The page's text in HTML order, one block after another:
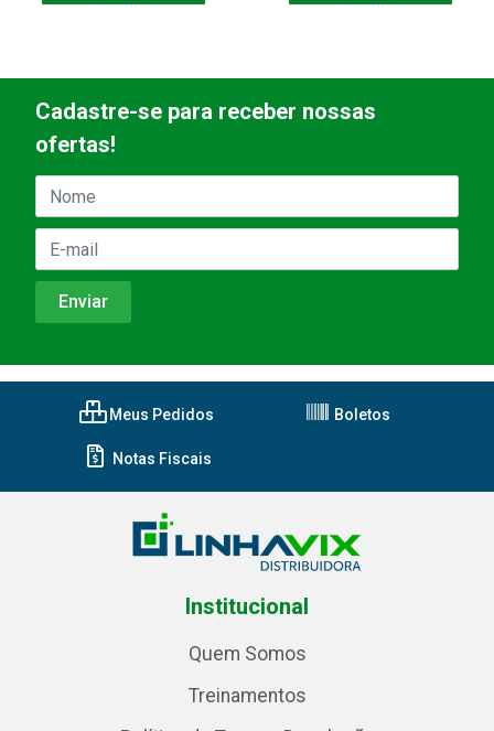
Cadastre-se para receber nossas
ofertas!
Meus Pedidos Boletos
Notas Fiscais
Institucional
Quem Somos
Treinamentos